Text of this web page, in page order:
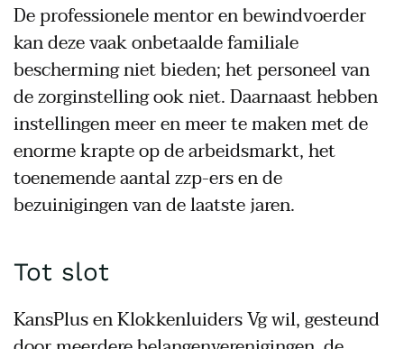
De professionele mentor en bewindvoerder
kan deze vaak onbetaalde familiale
bescherming niet bieden; het personeel van
de zorginstelling ook niet. Daarnaast hebben
instellingen meer en meer te maken met de
enorme krapte op de arbeidsmarkt, het
toenemende aantal zzp-ers en de
bezuinigingen van de laatste jaren.
Tot slot
KansPlus en Klokkenluiders Vg wil, gesteund